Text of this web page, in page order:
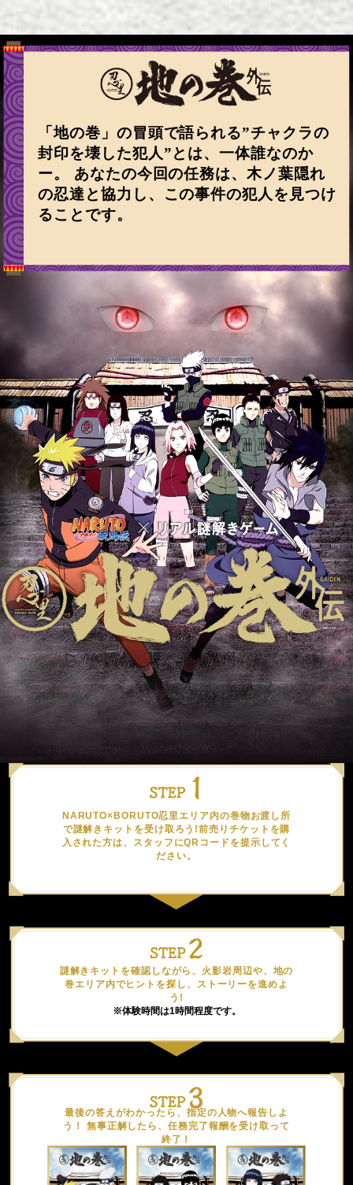
「地の巻」の冒頭で語られる”チャクラの
封印を壊した犯人”とは、一体誰なのか
ー。
あなたの今回の任務は、木ノ葉隠れ
の忍達と協力し、この事件の犯人を見つけ
ることです。
NARUTO×BORUTO忍里エリア内の巻物お渡し所
で謎解きキットを受け取ろう!前売りチケットを購
入された方は、スタッフにQRコードを提示してく
ださい。
謎解きキットを確認しながら、火影岩周辺や、地の
巻エリア内でヒントを探し、ストーリーを進めよ
う!
※体験時間は1時間程度です。
最後の答えがわかったら、指定の人物へ報告しよ
う！ 無事正解したら、任務完了報酬を受け取って
終了！